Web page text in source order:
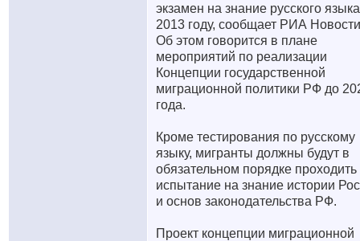
экзамен на знание русского
2013 году, сообщает РИА
Об этом говорится в плане
мероприятий по реализации
Концепции государственной
миграционной политики РФ до
года.
Кроме тестирования по русскому
языку, мигранты должны будут в
обязательном порядке проходить
испытание на знание истории
и основ законодательства РФ.
Проект концепции миграционной